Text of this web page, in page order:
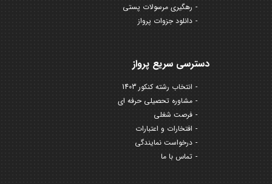
رهگیری مرسولات پستی
دانلود جزوات پرواز
دسترسی سریع پرواز
انتخاب رشته کنکور 1403
مشاوره تحصیلی حرفه ای
فرصت شغلی
افتخارات و اعتبارات
درخواست نمایندگی
تماس با ما